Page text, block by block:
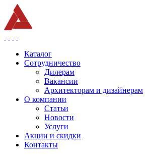
Каталог
Сотрудничество
Дилерам
Вакансии
Архитекторам и дизайнерам
О компании
Статьи
Новости
Услуги
Акции и скидки
Контакты